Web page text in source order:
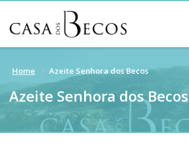
Home Azeite Senhora dos Becos
Azeite Senhora dos Becos